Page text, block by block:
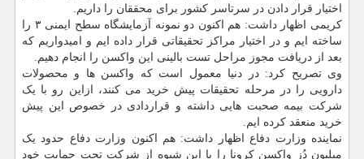
اختیار قرار دادن در سرتاسر کشور برای محققان را داریم.
کریمی اظهار داشت: هم اکنون دو نمونه آزمایشگاه سطح ایمنی ۳ را
ساخته ایم و در اختیار مراکز تحقیقاتی قرار داده ایم و امیدواریم که
بعد از دریافت مجوز مراحل تست بالینی این واکسن را انجام دهیم.
وی تصریح کرد: در دنیا معمول است که واکسن ها و محصولات
دارویی را در مرحله تحقیقات پیش خرید می کنند، ازاین رو با یک
شرکت بیمه صحبت هایی داشته و قراردادی در خصوص این پیش
خرید منعقد کرده ایم.
نماینده وزارت دفاع اظهار داشت: هم اکنون وزارت دفاع حدود یک
میلیون دُز واکسن کرونا را با این شیوه از شرکت تحت حمایت خود